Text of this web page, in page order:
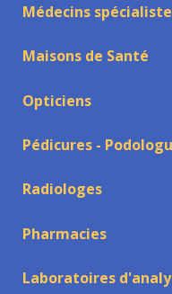
Médecins
Maisons de Santé
Opticiens
Pédicures -
Radiologes
Pharmacies
Laboratoires